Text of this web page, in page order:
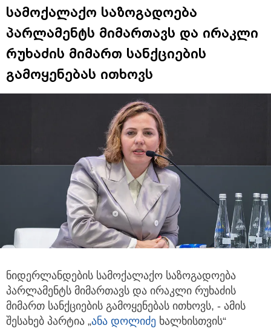
სამოქალაქო საზოგადოება
პარლამენტს მიმართავს და ირაკლი
რუხაძის მიმართ სანქციების
გამოყენებას ითხოვს
ნიდერლანდების სამოქალაქო საზოგადოება
პარლამენტს მიმართავს და ირაკლი რუხაძის
მიმართ სანქციების გამოყენებას ითხოვს, - ამის
შესახებ პარტია „ანა დოლიძე ხალხისთვის“